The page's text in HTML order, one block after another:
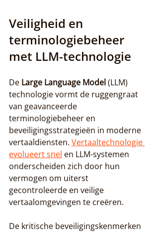
Veiligheid en
terminologiebeheer
met LLM-technologie
De Large Language Model (LLM)
technologie vormt de ruggengraat
van geavanceerde
terminologiebeheer en
beveiligingsstrategieën in moderne
vertaaldiensten. Vertaaltechnologie
evolueert snel en LLM-systemen
onderscheiden zich door hun
vermogen om uiterst
gecontroleerde en veilige
vertaalomgevingen te creëren.
De kritische beveiligingskenmerken